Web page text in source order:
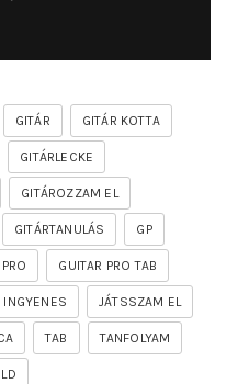
GITÁR GITÁR KOTTA
GITÁRLECKE
GITÁROZZAM EL
GITÁRTANULÁS GP
GUITAR PRO TAB
INGYENES JÁTSSZAM EL
TAB TANFOLYAM